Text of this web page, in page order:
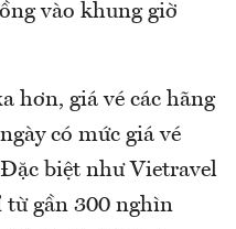
vào khung giờ
hơn, giá vé các hãng
có mức giá vé
biệt như Vietravel
từ gần 300 nghìn